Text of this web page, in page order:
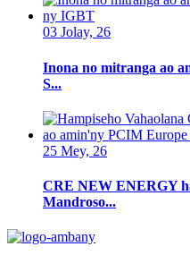
03 Jolay, 26
Inona no mitranga ao
S...
25 Mey, 26
CRE NEW ENERGY
Mandroso...